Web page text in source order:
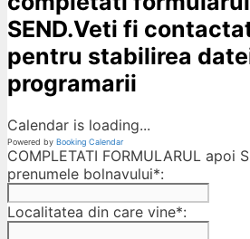
SEND.Veti fi
pentru stabilirea
programarii
Calendar is loading...
Powered by Booking Calendar
COMPLETATI FORMULARUL apoi
prenumele bolnavului*:
Localitatea din care vine*: